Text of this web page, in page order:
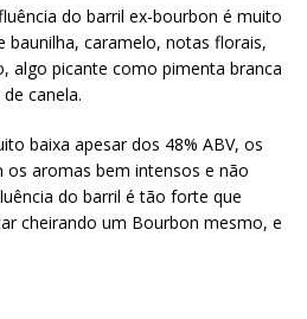
do barril ex-bourbon é muito
baunilha, caramelo, notas florais,
algo picante como pimenta branca
canela.
baixa apesar dos 48% ABV, os
os aromas bem intensos e não
do barril é tão forte que
cheirando um Bourbon mesmo, e